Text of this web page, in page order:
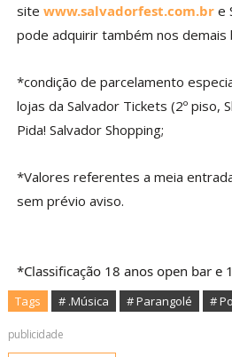
site www.salvadorfest.com.bre
pode adquirir também nos demais
*condição de parcelamento
lojas da Salvador Tickets (2º piso,
Pida! Salvador Shopping;
*Valores referentes a meia
sem prévio aviso.
*Classificação 18 anos open bar e
Tags # .Música # Parangolé #
publicidade